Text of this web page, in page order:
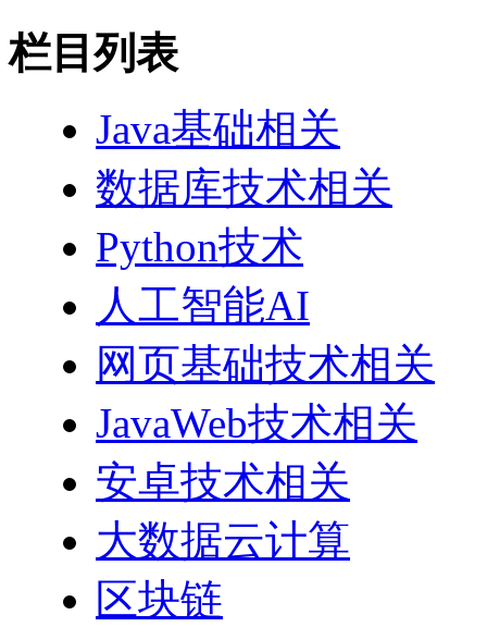
栏目列表
Java基础相关
数据库技术相关
Python技术
人工智能AI
网页基础技术相关
JavaWeb技术相关
安卓技术相关
大数据云计算
区块链